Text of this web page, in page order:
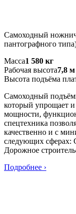
Самоходный
пантографного
Масса1 580 кг
Рабочая высота7,8 м
Высота подъёма
Самоходный
который упрощает и
мощности,
спецтехника
качественно и с
следующих сферах:
Дорожное
Подробнее ›